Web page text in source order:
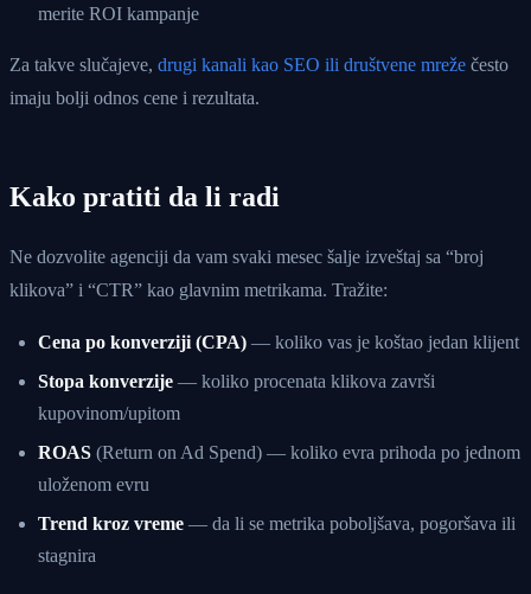
merite ROI kampanje
Za takve slučajeve, drugi kanali kao SEO ili društvene mreže često
imaju bolji odnos cene i rezultata.
Kako pratiti da li radi
Ne dozvolite agenciji da vam svaki mesec šalje izveštaj sa “broj
klikova” i “CTR” kao glavnim metrikama. Tražite:
Cena po konverziji (CPA) — koliko vas je koštao jedan klijent
Stopa konverzije — koliko procenata klikova završi
kupovinom/upitom
ROAS (Return on Ad Spend) — koliko evra prihoda po jednom
uloženom evru
Trend kroz vreme — da li se metrika poboljšava, pogoršava ili
stagnira